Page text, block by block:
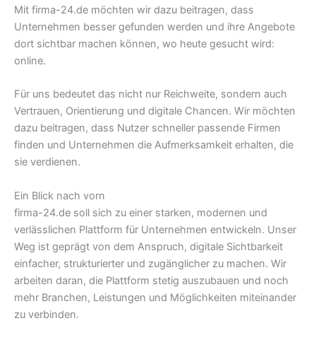
Mit firma-24.de möchten wir dazu beitragen, dass
Unternehmen besser gefunden werden und ihre Angebote
dort sichtbar machen können, wo heute gesucht wird:
online.
Für uns bedeutet das nicht nur Reichweite, sondern auch
Vertrauen, Orientierung und digitale Chancen. Wir möchten
dazu beitragen, dass Nutzer schneller passende Firmen
finden und Unternehmen die Aufmerksamkeit erhalten, die
sie verdienen.
Ein Blick nach vorn
firma-24.de soll sich zu einer starken, modernen und
verlässlichen Plattform für Unternehmen entwickeln. Unser
Weg ist geprägt von dem Anspruch, digitale Sichtbarkeit
einfacher, strukturierter und zugänglicher zu machen. Wir
arbeiten daran, die Plattform stetig auszubauen und noch
mehr Branchen, Leistungen und Möglichkeiten miteinander
zu verbinden.